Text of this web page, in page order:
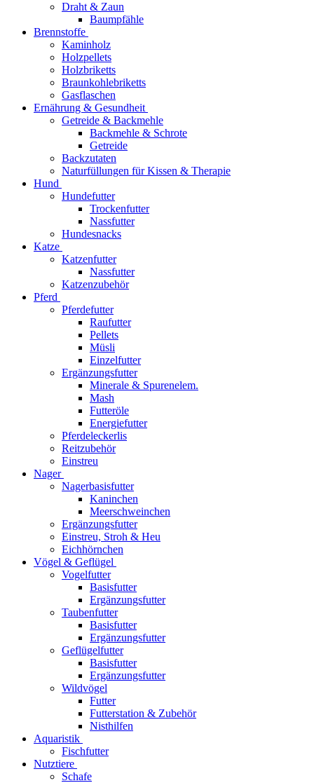
Draht & Zaun
Baumpfähle
Brennstoffe
Kaminholz
Holzpellets
Holzbriketts
Braunkohlebriketts
Gasflaschen
Ernährung & Gesundheit
Getreide & Backmehle
Backmehle & Schrote
Getreide
Backzutaten
Naturfüllungen für Kissen & Therapie
Hund
Hundefutter
Trockenfutter
Nassfutter
Hundesnacks
Katze
Katzenfutter
Nassfutter
Katzenzubehör
Pferd
Pferdefutter
Raufutter
Pellets
Müsli
Einzelfutter
Ergänzungsfutter
Minerale & Spurenelem.
Mash
Futteröle
Energiefutter
Pferdeleckerlis
Reitzubehör
Einstreu
Nager
Nagerbasisfutter
Kaninchen
Meerschweinchen
Ergänzungsfutter
Einstreu, Stroh & Heu
Eichhörnchen
Vögel & Geflügel
Vogelfutter
Basisfutter
Ergänzungsfutter
Taubenfutter
Basisfutter
Ergänzungsfutter
Geflügelfutter
Basisfutter
Ergänzungsfutter
Wildvögel
Futter
Futterstation & Zubehör
Nisthilfen
Aquaristik
Fischfutter
Nutztiere
Schafe